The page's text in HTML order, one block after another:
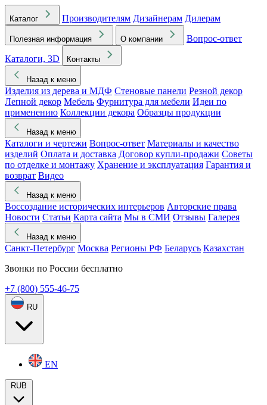
Каталог Производителям Дизайнерам Дилерам
Полезная информация О компании
Вопрос-ответ
Каталоги, 3D
Контакты
Назад к меню
Изделия из дерева и МДФ Стеновые панели Резной декор
Лепной декор Мебель Фурнитура для мебели Идеи по
применению Коллекции декора Образцы продукции
Назад к меню
Каталоги и чертежи Вопрос-ответ Материалы и качество
изделий Оплата и доставка Договор купли-продажи Советы
по отделке и монтажу Хранение и эксплуатация Гарантия и
возврат Видео
Назад к меню
Воссоздание исторических интерьеров Авторские права
Новости Статьи Карта сайта Мы в СМИ Отзывы Галерея
Назад к меню
Санкт-Петербург Москва Регионы РФ Беларусь Казахстан
Звонки по России бесплатно
+7 (800) 555-46-75
RU
EN
RUB